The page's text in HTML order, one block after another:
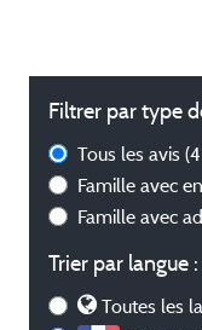
Filtrer par type
Tous les avis
Famille avec
Famille avec
Trier par langue :
Toutes les